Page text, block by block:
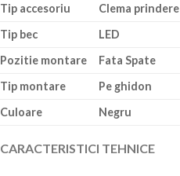
Tip accesoriu
Clema prindere
Tip bec
LED
Pozitie montare
Fata Spate
Tip montare
Pe ghidon
Culoare
Negru
CARACTERISTICI TEHNICE